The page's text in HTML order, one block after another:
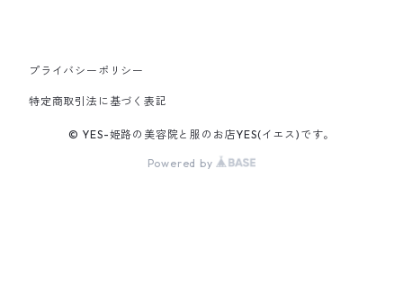
CURRENTAGE
Ines Bressand
プライバシーポリシー
特定商取引法に基づく表記
© YES-姫路の美容院と服のお店YES(イエス)です。
Powered by